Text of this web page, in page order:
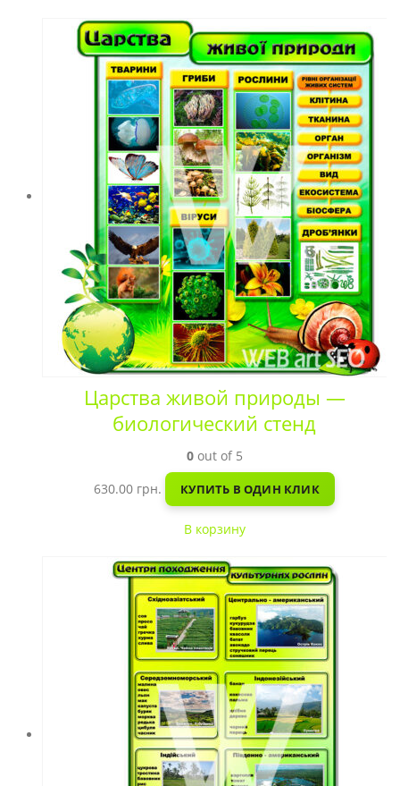
Царства живой природы —
биологический стенд
0out of 5
630.00 грн. КУПИТЬ В ОДИН КЛИК
В корзину